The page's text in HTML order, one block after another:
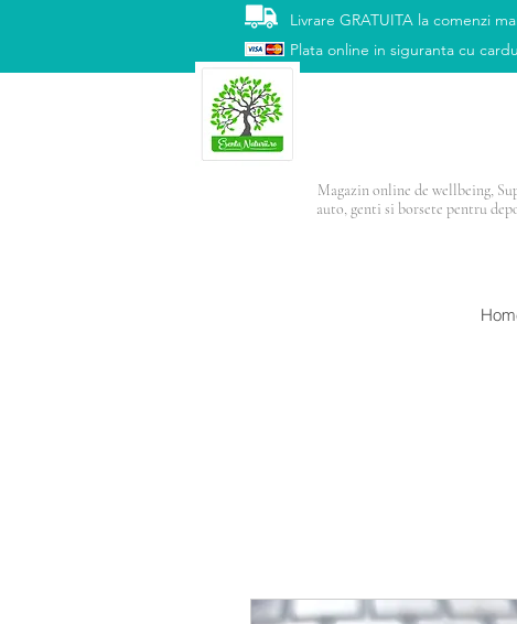
Livrare GRATUITA la comenzi
Plata online in siguranta cu
Magazin online de wellbeing,
auto, genti si borsete pentru